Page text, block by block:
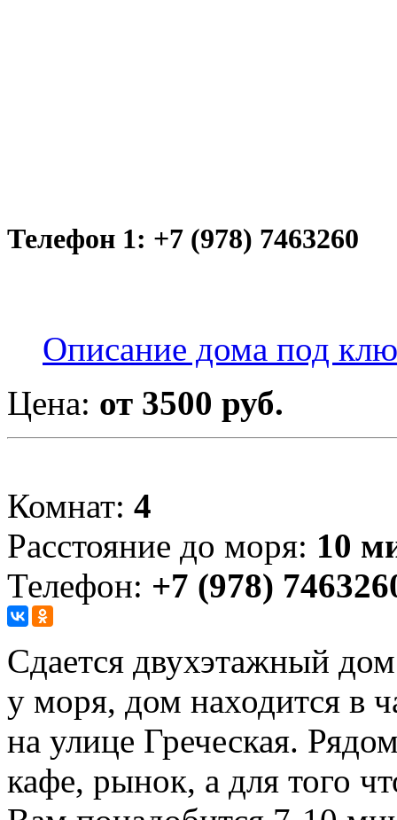
Телефон 1: +7 (978) 7463260
Описание дома под
Цена: от 3500 руб.
Комнат: 4
Расстояние до моря: 10
Телефон: +7 (978)
Сдается двухэтажный
у моря, дом находится в
на улице Греческая.
кафе, рынок, а для того